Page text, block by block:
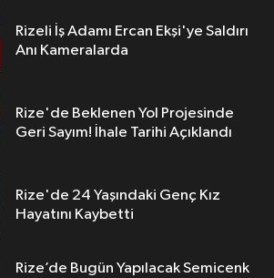
Rizeli İş Adamı Ercan Ekşi'ye Saldırı
Anı Kameralarda
Rize'de Beklenen Yol Projesinde
Geri Sayım! İhale Tarihi Açıklandı
Rize'de 24 Yaşındaki Genç Kız
Hayatını Kaybetti
Rize’de Bugün Yapılacak Semicenk